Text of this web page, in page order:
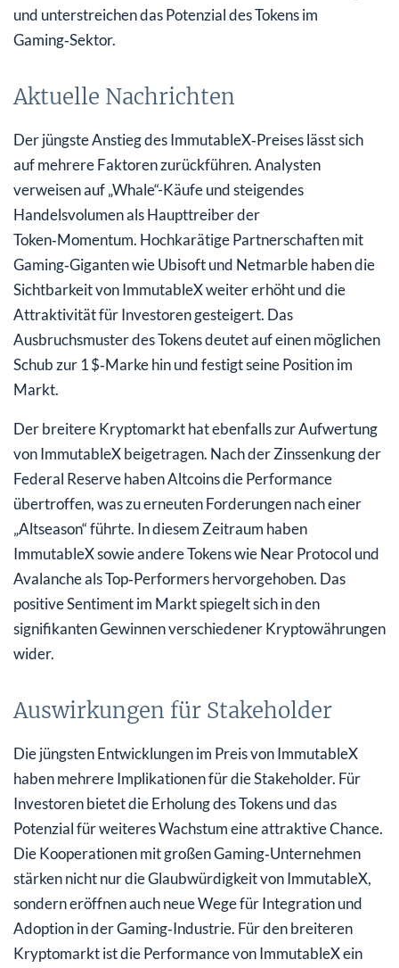
und unterstreichen das Potenzial des Tokens im
Gaming‑Sektor.
Aktuelle Nachrichten
Der jüngste Anstieg des ImmutableX‑Preises lässt sich
auf mehrere Faktoren zurückführen. Analysten
verweisen auf „Whale“-Käufe und steigendes
Handelsvolumen als Haupttreiber der
Token‑Momentum. Hochkarätige Partnerschaften mit
Gaming‑Giganten wie Ubisoft und Netmarble haben die
Sichtbarkeit von ImmutableX weiter erhöht und die
Attraktivität für Investoren gesteigert. Das
Ausbruchsmuster des Tokens deutet auf einen möglichen
Schub zur 1 $‑Marke hin und festigt seine Position im
Markt.
Der breitere Kryptomarkt hat ebenfalls zur Aufwertung
von ImmutableX beigetragen. Nach der Zinssenkung der
Federal Reserve haben Altcoins die Performance
übertroffen, was zu erneuten Forderungen nach einer
„Altseason“ führte. In diesem Zeitraum haben
ImmutableX sowie andere Tokens wie Near Protocol und
Avalanche als Top‑Performers hervorgehoben. Das
positive Sentiment im Markt spiegelt sich in den
signifikanten Gewinnen verschiedener Kryptowährungen
wider.
Auswirkungen für Stakeholder
Die jüngsten Entwicklungen im Preis von ImmutableX
haben mehrere Implikationen für die Stakeholder. Für
Investoren bietet die Erholung des Tokens und das
Potenzial für weiteres Wachstum eine attraktive Chance.
Die Kooperationen mit großen Gaming‑Unternehmen
stärken nicht nur die Glaubwürdigkeit von ImmutableX,
sondern eröffnen auch neue Wege für Integration und
Adoption in der Gaming‑Industrie. Für den breiteren
Kryptomarkt ist die Performance von ImmutableX ein